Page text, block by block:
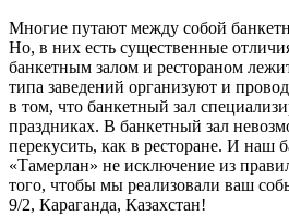
Многие путают между собой
Но, в них есть существенные
банкетным залом и рестораном
типа заведений организуют и
в том, что банкетный зал
праздниках. В банкетный зал
перекусить, как в ресторане. И наш
«Тамерлан» не исключение из
того, чтобы мы реализовали ваш
9/2, Караганда, Казахстан!